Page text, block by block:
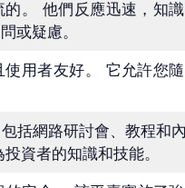
。 他們反應迅速，知
或疑慮。
用者友好。 它允許您
括網路研討會、教程和
資者的知識和技能。